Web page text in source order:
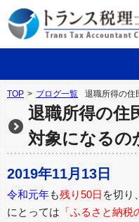
TOP > ブログ一覧 退職所得の住
退職所得の住
対象になるの
2019年11月13日
令和元年も残り50日 を切り、
にとっては 「ふるさと納税